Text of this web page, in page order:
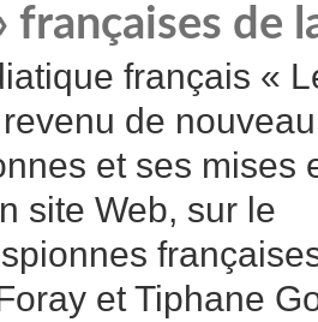
françaises de
français «
de
et ses mises
site Web, sur le
et Tiphane